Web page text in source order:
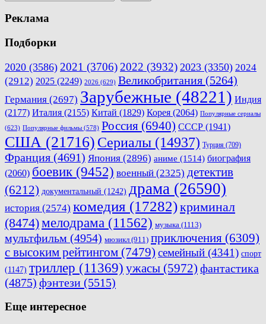
Реклама
Подборки
2020 (3586) 2021 (3706) 2022 (3932) 2023 (3350) 2024
(2912) 2025 (2249) 2026 (629) Великобритания (5264)
Германия (2697) Зарубежные (48221) Индия
(2177) Италия (2155) Китай (1829) Корея (2064) Популярные сериалы
(623) Популярные фильмы (578) Россия (6940) СССР (1941)
США (21716) Сериалы (14937) Турция (709)
Франция (4691) Япония (2896) аниме (1514) биография
(2060) боевик (9452) военный (2325) детектив
(6212) документальный (1242) драма (26590)
история (2574) комедия (17282)криминал
(8474)мелодрама (11562) музыка (1113)
мультфильм (4954) мюзикл (911) приключения (6309)
с высоким рейтингом (7479) семейный (4341) спорт
(1147) триллер (11369) ужасы (5972) фантастика
(4875) фэнтези (5515)
Еще интересное